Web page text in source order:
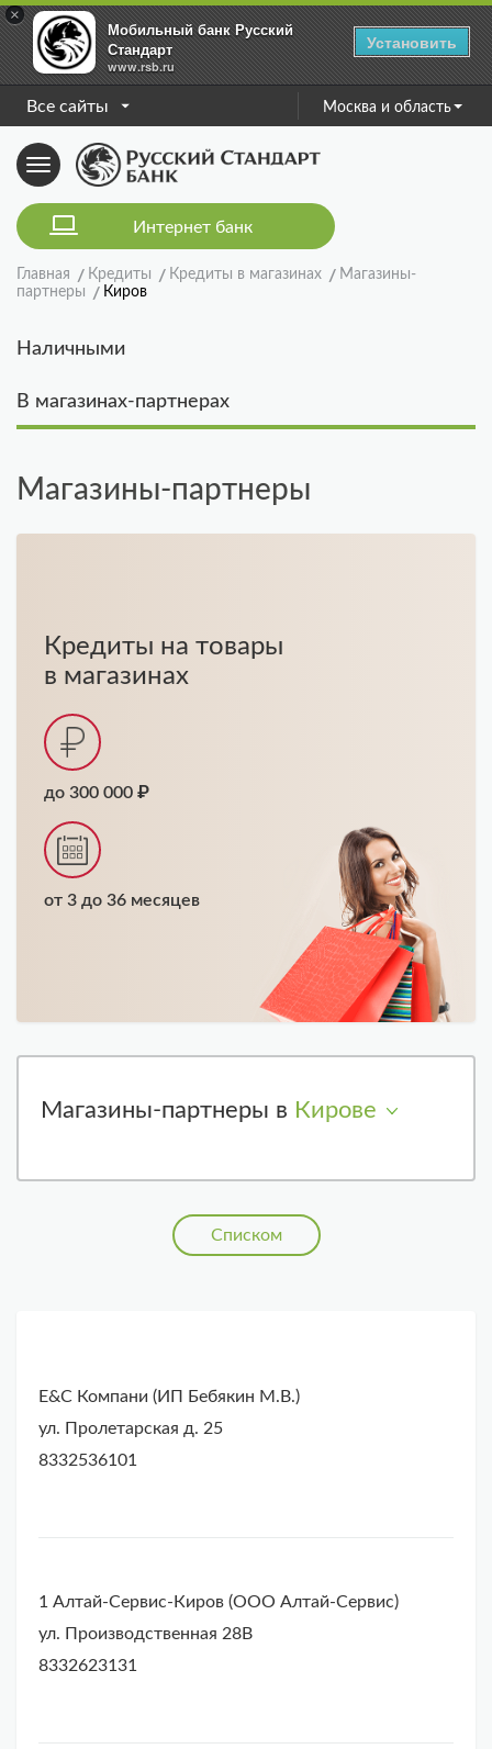
×
Мобильный банк Русский
Стандарт
www.rsb.ru
Установить
Все сайты Москва и область
Toggle
navigation
Интернет банк
Главная Кредиты Кредиты в магазинах
Магазины-
партнеры
Киров
Наличными
В магазинах-партнерах
Магазины-партнеры
Кредиты на товары
в магазинах
до 300 000 ₽
от 3 до 36 месяцев
Магазины-партнеры в Кирове
Списком
E&C Компани (ИП Бебякин М.В.)
ул. Пролетарская д. 25
8332536101
1 Алтай-Сервис-Киров (ООО Алтай-Сервис)
ул. Производственная 28В
8332623131